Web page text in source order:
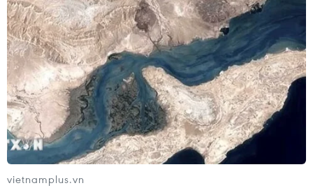
Cố vấn quân sự Iran tiết lộ
sốc, tuyên bố hàng trăm binh sĩ Mỹ
đã thiệt mạng
04/08/2026 15:51
Liban và Israel nối lại đàm phán trực
tiếp về giải giáp Hezbollah
04/08/2026 14:56
vietnamplus.vn